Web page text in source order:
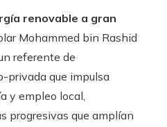
renovable a gran
Mohammed bin Rashid
referente de
privada que impulsa
y empleo local,
progresivas que amplían